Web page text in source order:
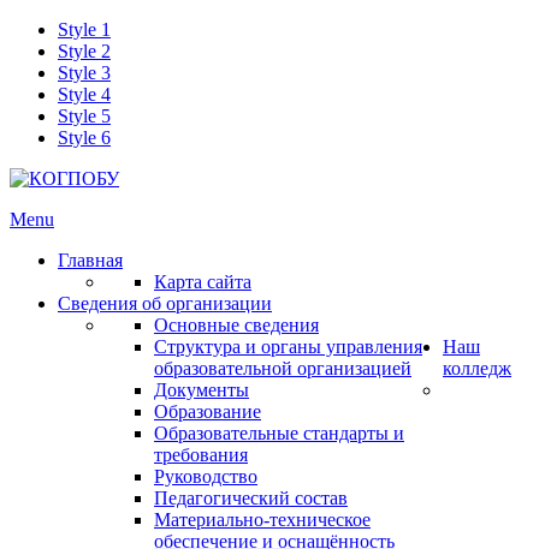
Style 1
Style 2
Style 3
Style 4
Style 5
Style 6
Menu
Главная
Карта сайта
Сведения об организации
Основные сведения
Структура и органы управления
образовательной организацией
Документы
Образование
Образовательные стандарты и
требования
Руководство
Педагогический состав
Материально-техническое
обеспечение и оснащённость
Наш
колледж